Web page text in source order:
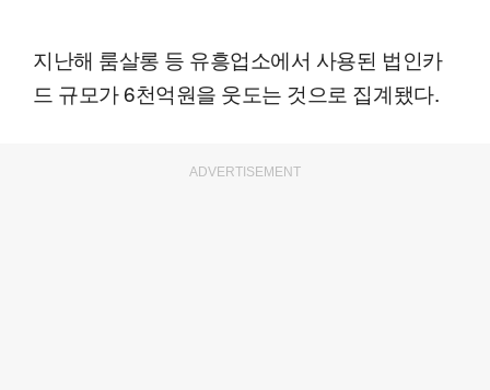
지난해 룸살롱 등 유흥업소에서 사용된 법인카
드 규모가 6천억원을 웃도는 것으로 집계됐다.
ADVERTISEMENT